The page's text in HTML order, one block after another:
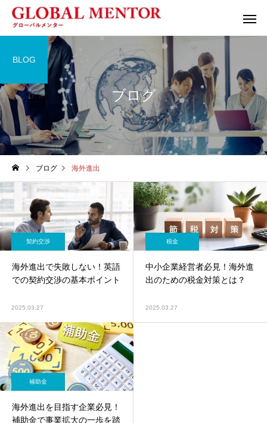
ブログ
BLOG
ブログ 海外進出
契約交渉
海外進出で失敗しない！英語
での契約交渉の基本ポイント
2025.03.27
税金
中小企業経営者必見！海外進
出のための税金対策とは？
2025.03.27
補助金
海外進出を目指す企業必見！
補助金で事業拡大の一歩を踏